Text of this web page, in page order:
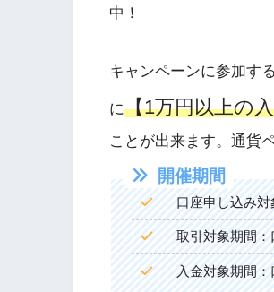
中！
キャンペーンに参加す
に【1万円以上の
ことが出来ます。通貨
開催期間
口座申し込み対
取引対象期間
入金対象期間